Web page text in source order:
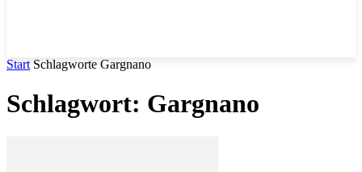
Start Schlagworte Gargnano
Schlagwort: Gargnano